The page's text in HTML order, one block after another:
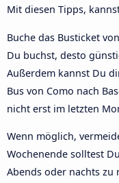
Mit diesen Tipps,
Buche das Busticket
Du buchst, desto
Außerdem kannst Du
Bus von Como nach
nicht erst im letzten
Wenn möglich,
Wochenende solltest
Abends oder nachts zu